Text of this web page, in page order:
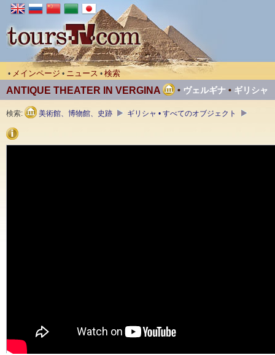
• メインページ • ニュース • 検索
ANTIQUE THEATER IN VERGINA • ヴェルギナ • ギリシャ
検索: 美術館、博物館、史跡 ギリシャ • すべてのオブジェクト